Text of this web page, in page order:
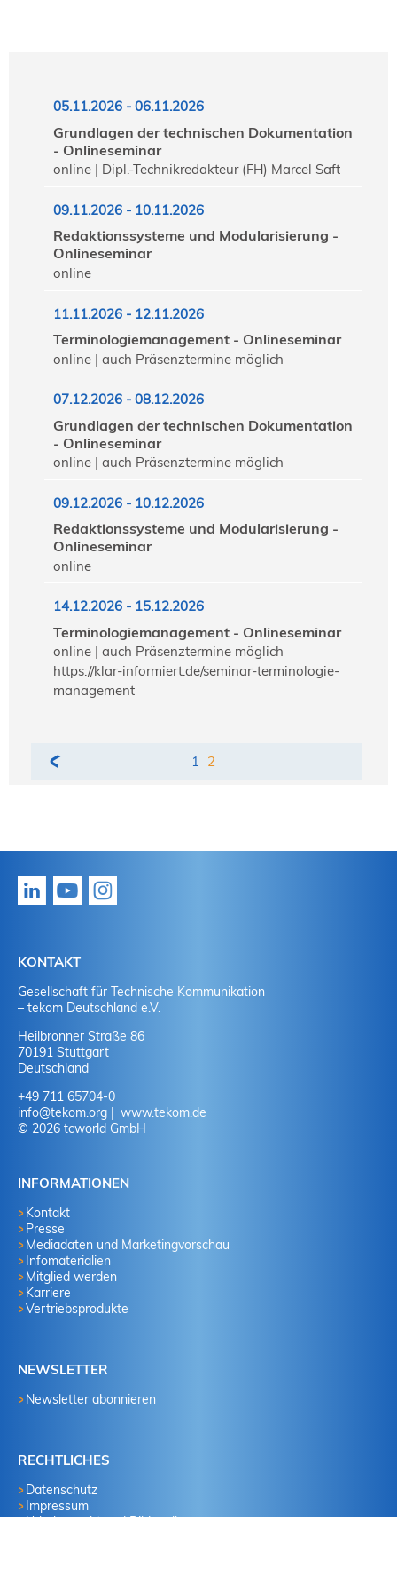
05.11.2026 - 06.11.2026
Grundlagen der technischen Dokumentation
- Onlineseminar
online | Dipl.-Technikredakteur (FH) Marcel Saft
09.11.2026 - 10.11.2026
Redaktionssysteme und Modularisierung -
Onlineseminar
online
11.11.2026 - 12.11.2026
Terminologiemanagement - Onlineseminar
online | auch Präsenztermine möglich
07.12.2026 - 08.12.2026
Grundlagen der technischen Dokumentation
- Onlineseminar
online | auch Präsenztermine möglich
09.12.2026 - 10.12.2026
Redaktionssysteme und Modularisierung -
Onlineseminar
online
14.12.2026 - 15.12.2026
Terminologiemanagement - Onlineseminar
online | auch Präsenztermine möglich
https://klar-informiert.de/seminar-terminologie-
management
1 2
KONTAKT
Gesellschaft für Technische Kommunikation
– tekom Deutschland e.V.
Heilbronner Straße 86
70191 Stuttgart
Deutschland
+49 711 65704-0
info@tekom.org
www.tekom.de
© 2026 tcworld GmbH
INFORMATIONEN
Kontakt
Presse
Mediadaten und Marketingvorschau
Infomaterialien
Mitglied werden
Karriere
Vertriebsprodukte
NEWSLETTER
Newsletter abonnieren
RECHTLICHES
Datenschutz
Impressum
Urheberrecht und Bildquellen